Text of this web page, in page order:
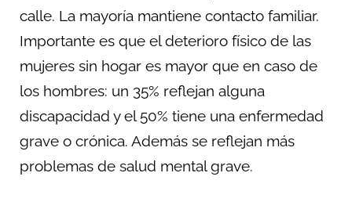
calle. La mayoría mantiene contacto familiar.
Importante es que el deterioro físico de las
mujeres sin hogar es mayor que en caso de
los hombres: un 35% reflejan alguna
discapacidad y el 50% tiene una enfermedad
grave o crónica. Además se reflejan más
problemas de salud mental grave.